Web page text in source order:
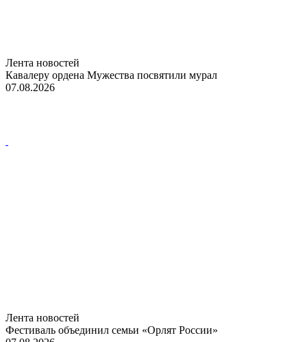
Лента новостей
Кавалеру ордена Мужества посвятили мурал
07.08.2026
Лента новостей
Фестиваль объединил семьи «Орлят России»